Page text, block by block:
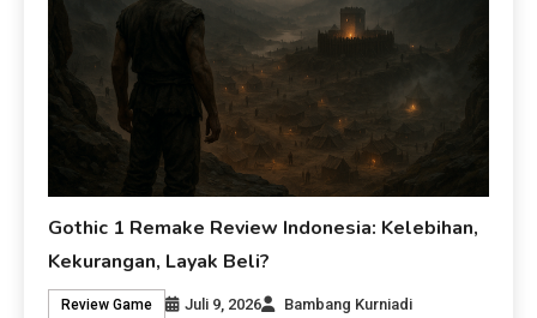
Gothic 1 Remake Review Indonesia: Kelebihan,
Kekurangan, Layak Beli?
Review Game Juli 9, 2026 Bambang Kurniadi